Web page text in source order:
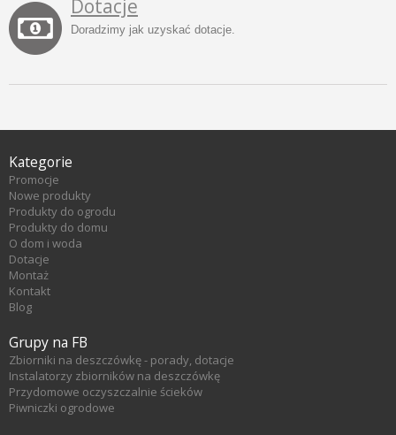
Dotacje
Doradzimy jak uzyskać dotacje.
Kategorie
Promocje
Nowe produkty
Produkty do ogrodu
Produkty do domu
O dom i woda
Dotacje
Montaż
Kontakt
Blog
Grupy na FB
Zbiorniki na deszczówkę - porady, dotacje
Instalatorzy zbiorników na deszczówkę
Przydomowe oczyszczalnie ścieków
Piwniczki ogrodowe